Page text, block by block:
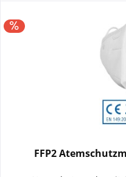
FFP2